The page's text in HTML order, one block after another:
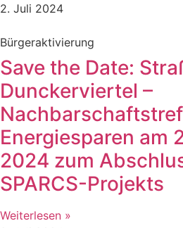
2. Juli 2024
Bürgeraktivierung
Save the Date:
Dunckerviertel –
Energiesparen am
2024 zum
SPARCS-Projekts
Weiterlesen »